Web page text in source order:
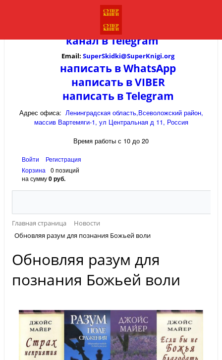
канал вTelegram
Email: SuperSkidki@SuperKnigi.org
написать в WhatsApp
написать в VIBER
написать в Telegram
Адрес офиса: Ленинградская область,Всеволожский район,
массив Вартемяги-1, ул Центральная д 11, Россия
Время работы с 10 до 20
Войти
Регистрация
Корзина
0 позиций
на сумму0 руб.
Главная страница
Новости
Обновляя разум для познания Божьей воли
Обновляя разум для
познания Божьей воли